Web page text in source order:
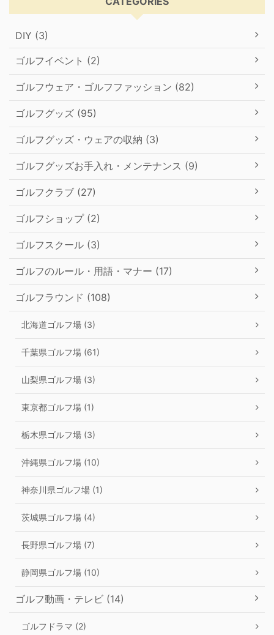
DIY (3)
ゴルフイベント (2)
ゴルフウェア・ゴルフファッション (82)
ゴルフグッズ (95)
ゴルフグッズ・ウェアの収納 (3)
ゴルフグッズお手入れ・メンテナンス (9)
ゴルフクラブ (27)
ゴルフショップ (2)
ゴルフスクール (3)
ゴルフのルール・用語・マナー (17)
ゴルフラウンド (108)
北海道ゴルフ場 (3)
千葉県ゴルフ場 (61)
山梨県ゴルフ場 (3)
東京都ゴルフ場 (1)
栃木県ゴルフ場 (3)
沖縄県ゴルフ場 (10)
神奈川県ゴルフ場 (1)
茨城県ゴルフ場 (4)
長野県ゴルフ場 (7)
静岡県ゴルフ場 (10)
ゴルフ動画・テレビ (14)
ゴルフドラマ (2)